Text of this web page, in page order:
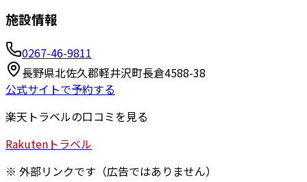
施設情報
0267-46-9811
長野県北佐久郡軽井沢町長倉4588-38
公式サイトで予約する
楽天トラベルの口コミを見る
Rakuten トラベル
※ 外部リンクです（広告ではありません）